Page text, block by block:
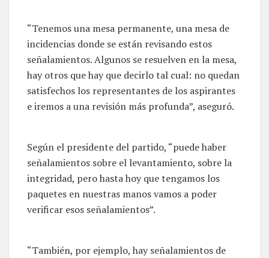
“Tenemos una mesa permanente, una mesa de
incidencias donde se están revisando estos
señalamientos. Algunos se resuelven en la mesa,
hay otros que hay que decirlo tal cual: no quedan
satisfechos los representantes de los aspirantes
e iremos a una revisión más profunda”, aseguró.
Según el presidente del partido, “puede haber
señalamientos sobre el levantamiento, sobre la
integridad, pero hasta hoy que tengamos los
paquetes en nuestras manos vamos a poder
verificar esos señalamientos”.
“También, por ejemplo, hay señalamientos de